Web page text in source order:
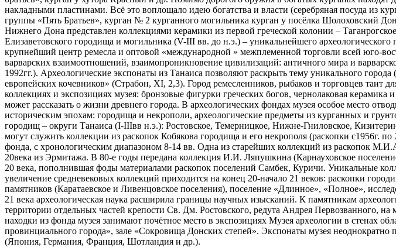
накладными пластинами. Всё это воплощало идею богатства и власти (серебряная посуда из
группы «Пять Братьев», курган № 2 курганного могильника курган у посёлка Шолоховский
Нижнего Дона представлен коллекциями керамики из первой греческой колонии –
Елизаветовского городища и могильника (V-III вв. до н.э.) – уникальнейшего
крупнейший центр ремесла и оптовой «международной » межплеменной торговли всей юго-
варварских взаимоотношений, взаимопроникновение цивилизаций: античного мира и
1992гг.). Археологические экспонаты из Танаиса позволяют раскрыть тему уникального
европейских кочевников» (Страбон, ХI, 2,3). Город ремесленников, рыбаков и торговцев таит
коллекциях и экспозициях музея: бронзовые фигурки греческих богов, чернолаковая
может рассказать о жизни древнего города. В археологических фондах музея особое место
историческим эпохам: городища и некрополи, археологические предметы из курганных и
городищ – округи Танаиса (I-IIIвв н.э.): Ростовское, Темерницкое, Нижне-Гниловское,
могут служить коллекции из раскопок Кобякова городища и его некрополя (раскопки с1956г.
фонда, с хронологическим диапазоном 8-14 вв. Одна из старейших коллекций из раскопок
20века из Эрмитажа. В 80-е годы передана коллекция И.И. Ляпушкина (Карнауховское
20 века, пополнившая фоды материалами раскопок поселений Самбек, Куричи. Уникальные
увеличение средневековых коллекций приходится на конец 20-начало 21 веков: раскопки
памятников (Каратаевское и Ливенцовское поселения), поселение «Длинное», «Полное»,
21 века археологическая наука расширила границы научных изысканий. К памятникам
территории отдельных частей крепости Св. Дм. Ростовского, редута Андрея Первозванного,
находки из фонда музея занимают почётное место в экспозициях Музея археологии в стенах
провинциального города», зале «Сокровища Донских степей». Экспонаты музея
(Япония, Германия, Франция, Шотландия и др.).